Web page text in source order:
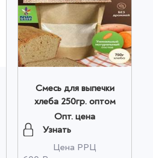
Смесь для выпечки
хлеба 250гр. оптом
Опт. цена
Узнать
Цена РРЦ